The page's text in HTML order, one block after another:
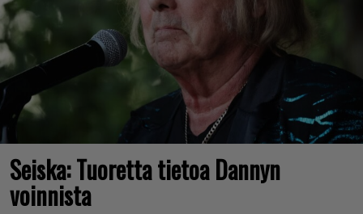
Seiska: Tuoretta tietoa Dannyn
voinnista